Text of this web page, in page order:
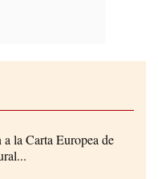
a la Carta Europea de